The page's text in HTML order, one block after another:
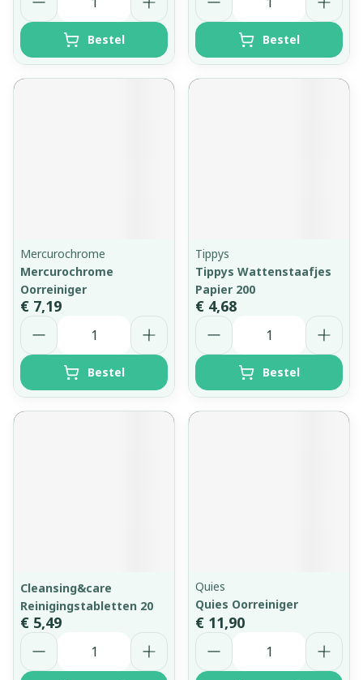
Bestel Bestel
Mercurochrome
Mercurochrome
Oorreiniger
€ 7,19
Aantal
Bestel
Tippys
Tippys Wattenstaafjes
Papier 200
€ 4,68
Aantal
Bestel
Cleansing&care
Reinigingstabletten 20
€ 5,49
Aantal
Quies
Quies Oorreiniger
€ 11,90
Aantal